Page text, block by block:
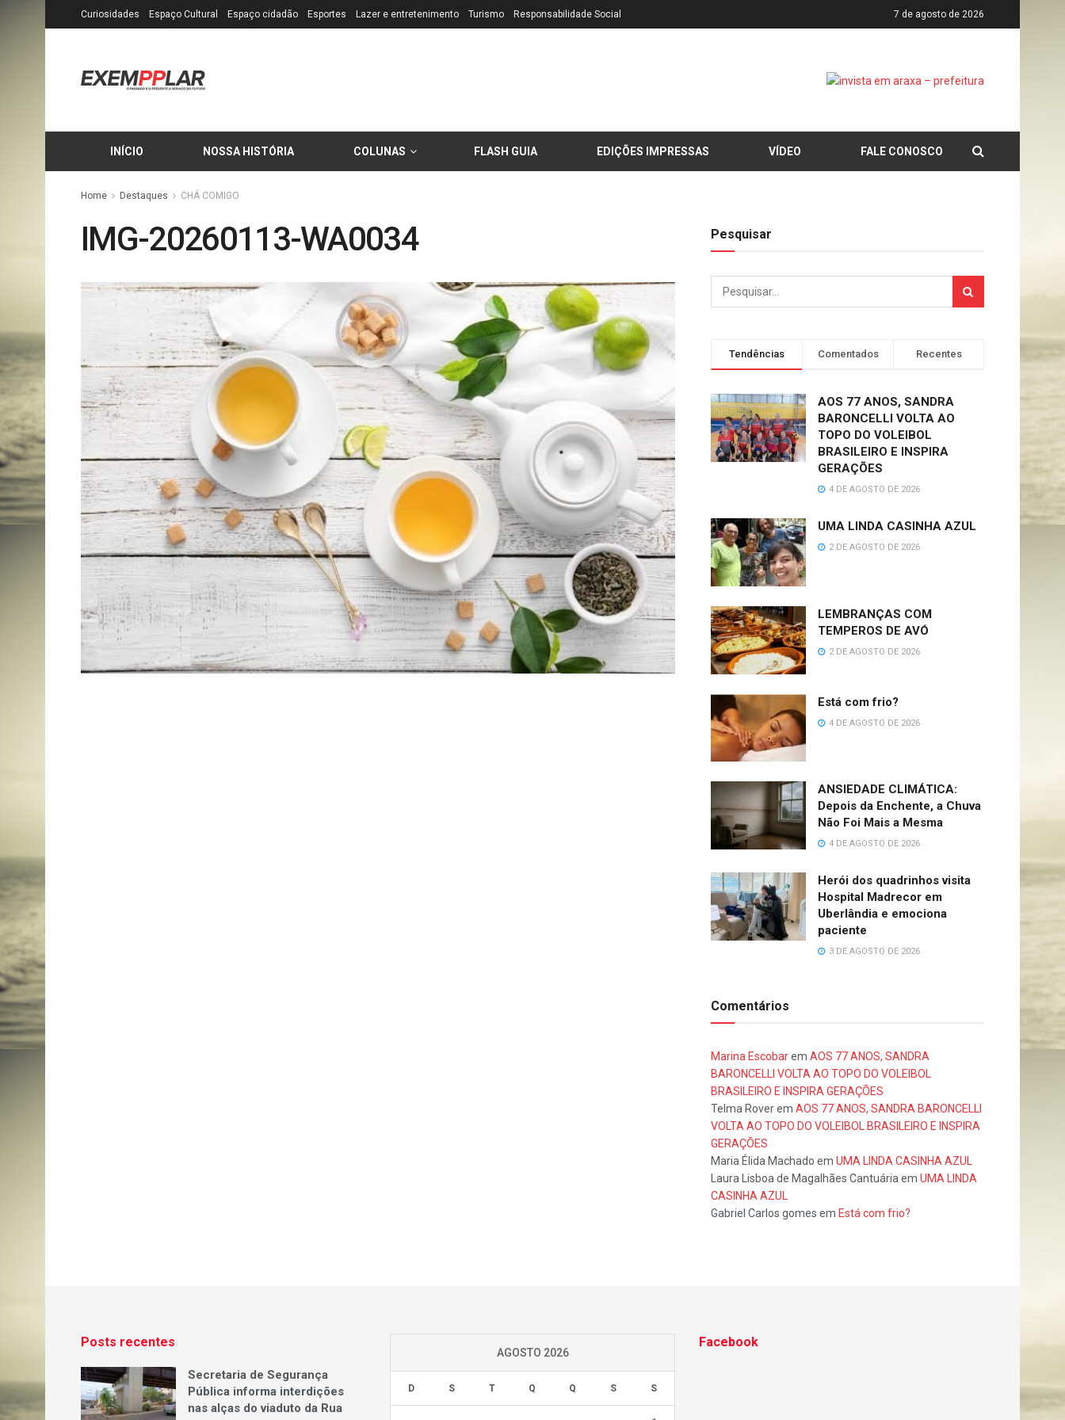
Curiosidades Espaço Cultural Espaço cidadão Esportes Lazer e entretenimento Turismo Responsabilidade Social 7 de agosto de 2026
INÍCIO NOSSA HISTÓRIA COLUNAS FLASH GUIA EDIÇÕES IMPRESSAS VÍDEO FALE CONOSCO
Home Destaques CHÁ COMIGO
IMG-20260113-WA0034 Pesquisar
Tendências Comentados Recentes
AOS 77 ANOS, SANDRA
BARONCELLI VOLTA AO
TOPO DO VOLEIBOL
BRASILEIRO E INSPIRA
GERAÇÕES
4 DE AGOSTO DE 2026
UMA LINDA CASINHA AZUL
2 DE AGOSTO DE 2026
LEMBRANÇAS COM
TEMPEROS DE AVÓ
2 DE AGOSTO DE 2026
Está com frio?
4 DE AGOSTO DE 2026
ANSIEDADE CLIMÁTICA:
Depois da Enchente, a Chuva
Não Foi Mais a Mesma
4 DE AGOSTO DE 2026
Herói dos quadrinhos visita
Hospital Madrecor em
Uberlândia e emociona
paciente
3 DE AGOSTO DE 2026
Comentários
Marina Escobarem AOS 77 ANOS, SANDRA
BARONCELLI VOLTA AO TOPO DO VOLEIBOL
BRASILEIRO E INSPIRA GERAÇÕES
Telma Roverem AOS 77 ANOS, SANDRA BARONCELLI
VOLTA AO TOPO DO VOLEIBOL BRASILEIRO E INSPIRA
GERAÇÕES
Maria Élida Machado em UMA LINDA CASINHA AZUL
Laura Lisboa de Magalhães Cantuáriaem UMA LINDA
CASINHA AZUL
Gabriel Carlos gomes em Está com frio?
Posts recentes
Secretaria de Segurança
Pública informa interdições
nas alças do viaduto da Rua
AGOSTO 2026
D S T Q Q S S
Facebook